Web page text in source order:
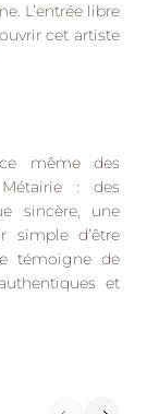
L’entrée libre
cet artiste
même des
Métairie :des
sincère, une
simple d’être
témoigne de
et